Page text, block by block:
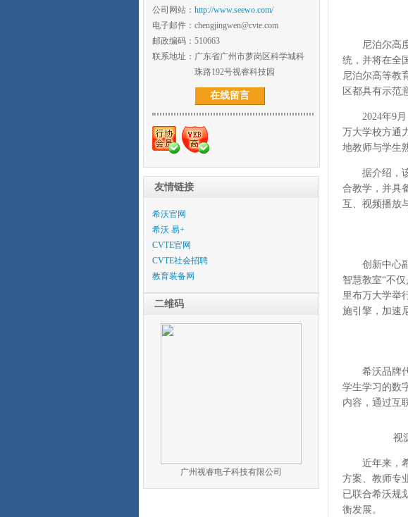
公司网站： http://www.seewo.com/
电子邮件： chengjingwen@cvte.com
邮政编码： 510663
联系地址： 广东省广州市萝岗区科学城科
珠路192号视睿科技园
在线留言
友情链接
希沃官网
希沃 易+
CVTE官网
CVTE社会招聘
教育装备网
二维码
广州视睿电子科技有限公司
尼泊尔高度
统，并将在全
尼泊尔高等教
区都具有示范
2024年9月
万大学校方通
地教师与学生
据介绍，该
合教学，并具
互、视频播放
创新中心副
智慧教室“不
里布万大学举
施引擎，加速
希沃品牌代
学生学习的数
内容，通过互
视源
近年来，希
方案、教师专
已联合希沃规
衡发展。